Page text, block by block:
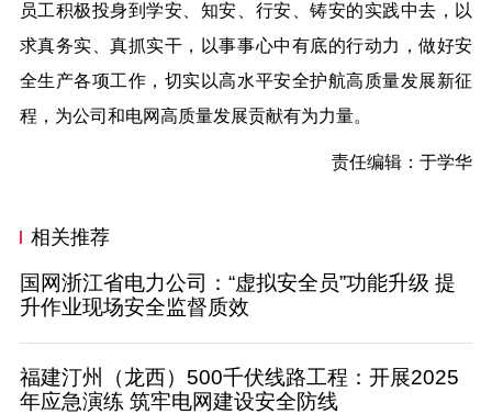
员工积极投身到学安、知安、行安、铸安的实践中去，以
求真务实、真抓实干，以事事心中有底的行动力，做好安
全生产各项工作，切实以高水平安全护航高质量发展新征
程，为公司和电网高质量发展贡献有为力量。
责任编辑：于学华
相关推荐
国网浙江省电力公司：“虚拟安全员”功能升级 提
升作业现场安全监督质效
福建汀州（龙西）500千伏线路工程：开展2025
年应急演练 筑牢电网建设安全防线